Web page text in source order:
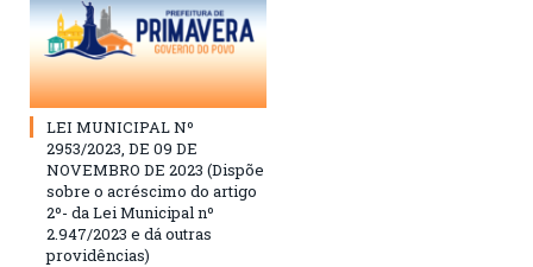
LEI MUNICIPAL Nº
2953/2023, DE 09 DE
NOVEMBRO DE 2023 (Dispõe
sobre o acréscimo do artigo
2º- da Lei Municipal nº
2.947/2023 e dá outras
providências)